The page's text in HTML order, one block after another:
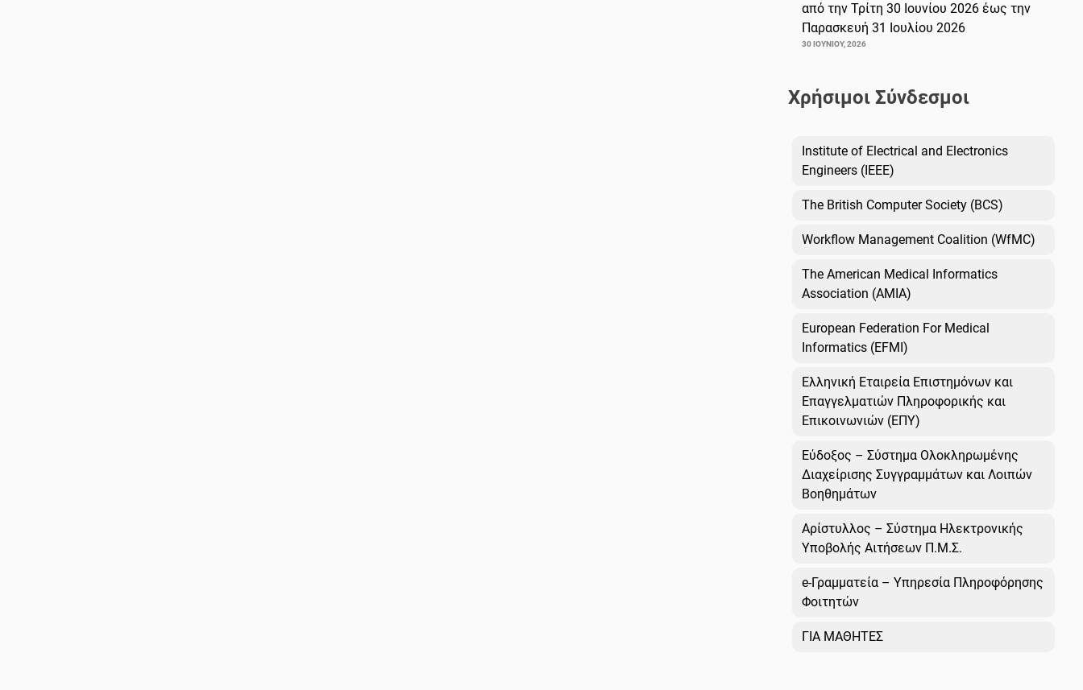
από την Τρίτη 30 Ιουνίου 2026 έως την
Παρασκευή 31 Ιουλίου 2026
30 ΙΟΥΝΊΟΥ, 2026
Χρήσιμοι Σύνδεσμοι
Institute of Electrical and Electronics
Engineers (IEEE)
The British Computer Society (BCS)
Workflow Management Coalition (WfMC)
The American Medical Informatics
Association (AMIA)
European Federation For Medical
Informatics (EFMI)
Ελληνική Εταιρεία Επιστημόνων και
Επαγγελματιών Πληροφορικής και
Επικοινωνιών (ΕΠΥ)
Εύδοξος – Σύστημα Ολοκληρωμένης
Διαχείρισης Συγγραμμάτων και Λοιπών
Βοηθημάτων
Αρίστυλλος – Σύστημα Ηλεκτρονικής
Υποβολής Αιτήσεων Π.Μ.Σ.
e-Γραμματεία – Υπηρεσία Πληροφόρησης
Φοιτητών
ΓΙΑ ΜΑΘΗΤΕΣ